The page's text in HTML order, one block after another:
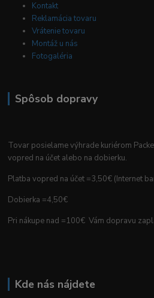
Kontakt
Reklamácia tovaru
Vrátenie tovaru
Montáž u nás
Fotogaléria
Spôsob dopravy
Tovar posielame výhrade kuriérom
vopred na účet alebo na dobierku.
Platba vopred na účet =3,50€ (Internet
Dobierka =4,50€
Pri nákupe nad =100€ Vám dopravu
Kde nás nájdete